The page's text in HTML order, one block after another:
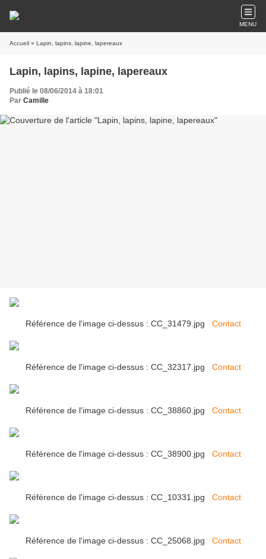
MENU
Accueil » Lapin, lapins, lapine, lapereaux
Lapin, lapins, lapine, lapereaux
Publié le 08/06/2014 à 18:01
Par Camille
Référence de l'image ci-dessus : CC_31479.jpg Contact
Référence de l'image ci-dessus : CC_32317.jpg Contact
Référence de l'image ci-dessus : CC_38860.jpg Contact
Référence de l'image ci-dessus : CC_38900.jpg Contact
Référence de l'image ci-dessus : CC_10331.jpg Contact
Référence de l'image ci-dessus : CC_25068.jpg Contact